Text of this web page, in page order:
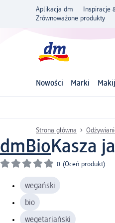
Aplikacja dm Inspiracje
Zrównoważone produkty
Nowości Marki
Strona główna
dmBioKasza
0 (Oceń produkt)
wegański
bio
wegetariański